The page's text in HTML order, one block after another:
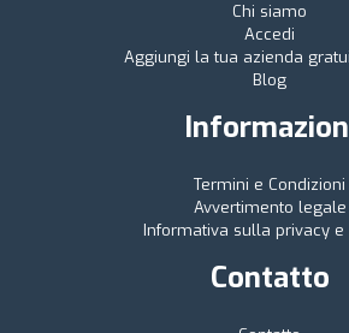
Chi siamo
Accedi
Aggiungi la tua azienda
Blog
Termini e Condizioni
Avvertimento legale
Informativa sulla privacy e
Contatto